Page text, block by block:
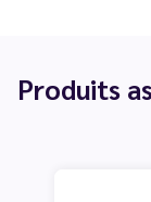
Produits